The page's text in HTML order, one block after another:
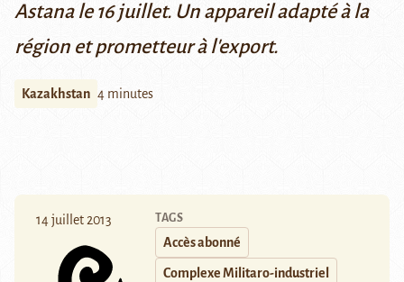
Astana le 16 juillet. Un appareil adapté à la
région et prometteur à l'export.
Kazakhstan 4 minutes
14 juillet 2013 TAGS
Accès abonné
Complexe Militaro-industriel